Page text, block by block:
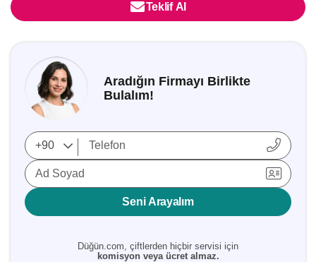
Teklif Al
Aradığın Firmayı Birlikte
Bulalım!
Ad Soyad
Seni Arayalım
Düğün.com, çiftlerden hiçbir servisi için
komisyon veya ücret almaz.